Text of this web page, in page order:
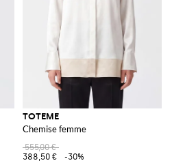
TOTEME
Chemise femme
555,00 €
388,50 €
-30%